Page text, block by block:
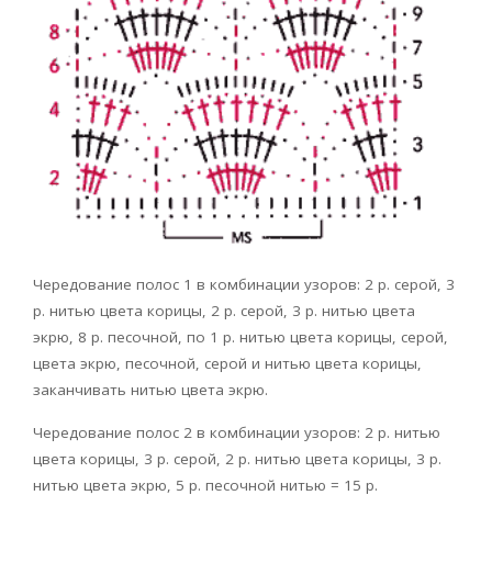
Чередование полос 1 в комбинации узоров: 2 р. серой, 3
р. нитью цвета корицы, 2 р. серой, 3 р. нитью цвета
экрю, 8 р. песочной, по 1 р. нитью цвета корицы, серой,
цвета экрю, песочной, серой и нитью цвета корицы,
заканчивать нитью цвета экрю.
Чередование полос 2 в комбинации узоров: 2 р. нитью
цвета корицы, 3 р. серой, 2 р. нитью цвета корицы, 3 р.
нитью цвета экрю, 5 р. песочной нитью = 15 р.